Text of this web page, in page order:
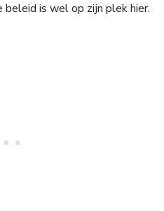
beleid is wel op zijn plek hier.